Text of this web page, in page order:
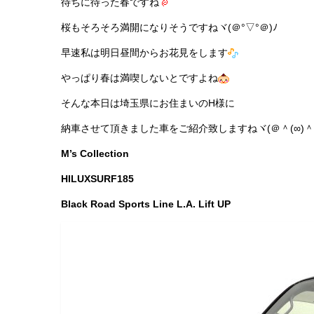
桜もそろそろ満開になりそうですねヾ(＠°▽°＠)ﾉ
早速私は明日昼間からお花見をします
やっぱり春は満喫しないとですよね
そんな本日は埼玉県にお住まいのH様に
納車させて頂きました車をご紹介致しますねヾ(＠＾(∞)
M’s Collection
HILUXSURF185
Black Road Sports Line L.A. Lift UP